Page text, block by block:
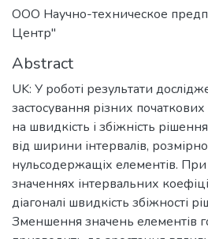
ООО Научно-техническое
Центр"
Abstract
UK: У роботі результати
застосування різних
на швидкість і збіжність
від ширини інтервалів,
нульсодержащіх елементів.
значеннях інтервальних
діагоналі швидкість збіжності
Зменшення значень елементів